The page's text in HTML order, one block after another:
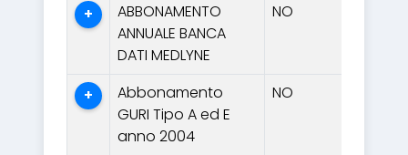
+
ABBONAMENTO
ANNUALE BANCA
DATI MEDLYNE
NO
+
Abbonamento
GURI Tipo A ed E
anno 2004
NO